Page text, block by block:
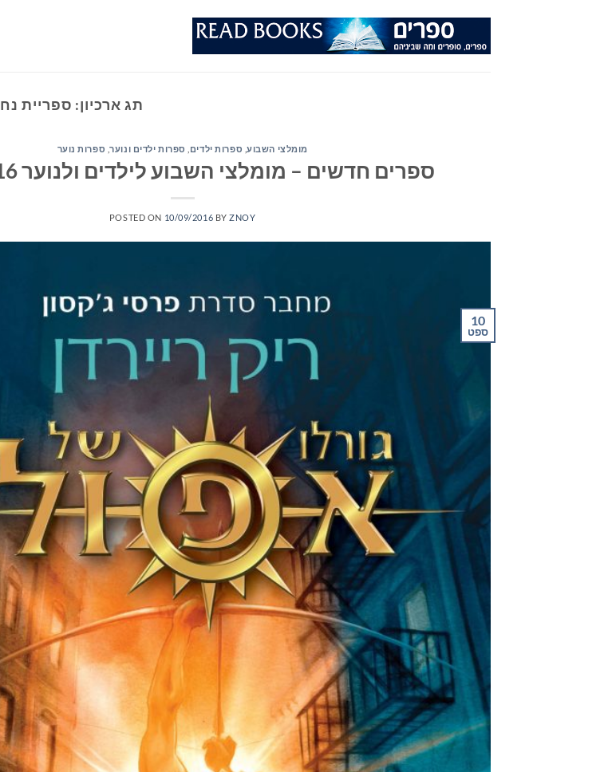
תג ארכיון: ספריית נח
מומלצי השבוע, ספרות ילדים ספרות ילדים ונוער, ספרות נוער
ספרים חדשים – מומלצי השבוע לילדים ולנוער 11/09/16
POSTED ON 10/09/2016 BYZNOY
10
ספט